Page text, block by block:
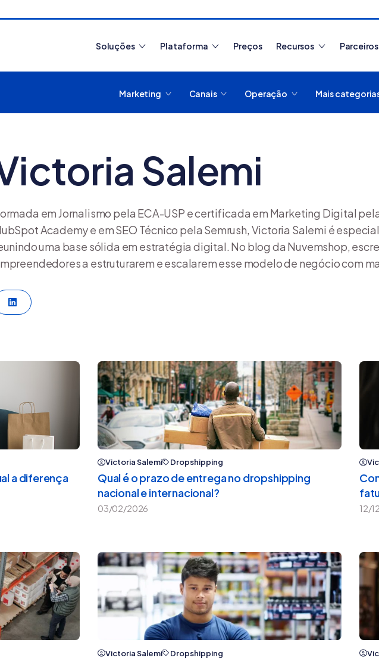
Soluções Plataforma Preços Recursos Parceiros
Marketing Canais Operação Mais
Salemi
em Jornalismo pela ECA-USP e certificada em Marketing Digital
Academy e em SEO Técnico pela Semrush, Victoria Salemi é
uma base sólida em estratégia digital. No blog da Nuvemshop,
a estruturarem e escalarem esse modelo de negócio com
LinkedIn
a diferença
Victoria Salemi Dropshipping
Qual é o prazo de entrega no dropshipping
nacional e internacional?
03/02/2026 12/
Victoria Salemi Dropshipping